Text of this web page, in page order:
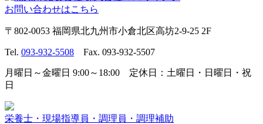
お問い合わせはこちら
〒802-0053 福岡県北九州市小倉北区高坊2-9-25 2F
Tel. 093-932-5508 Fax. 093-932-5507
月曜日～金曜日 9:00～18:00 定休日：土曜日・日曜日・祝
日
栄養士・現場指導員・調理員・調理補助